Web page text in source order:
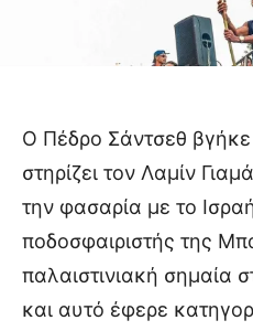
Ο Πέδρο Σάντσεθ βγήκε
στηρίζει τον Λαμίν
την φασαρία με το
ποδοσφαιριστής της
παλαιστινιακή σημαία
και αυτό έφερε